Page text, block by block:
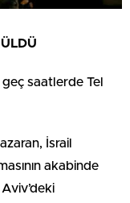
geç saatlerde Tel
İsrail
akabinde